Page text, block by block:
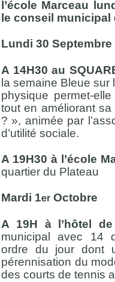
l’école Marceau
le conseil municipal
Lundi 30 Septembre
A 14H30 au
la semaine Bleue sur
physique permet-
tout en améliorant
? », animée par
d’utilité sociale.
A 19H30 à l’école
quartier du Plateau
Mardi 1er Octobre
A 19H à l’hôtel
municipal avec 14
ordre du jour dont
pérennisation du
des courts de tennis